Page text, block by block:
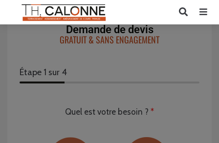
Demande de devis
GRATUIT & SANS ENGAGEMENT
Étape 1 sur 4
Quel est votre besoin ? *